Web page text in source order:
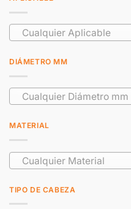
Cualquier Aplicable
DIÁMETRO MM
Cualquier Diámetro mm
MATERIAL
Cualquier Material
TIPO DE CABEZA